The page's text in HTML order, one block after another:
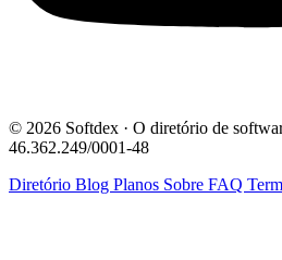
© 2026 Softdex · O diretório de
46.362.249/0001-48
Diretório Blog Planos Sobre FAQ